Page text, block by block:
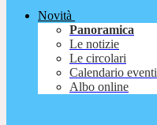
Novità
Panoramica
Le notizie
Le circolari
Calendario eventi
Albo online